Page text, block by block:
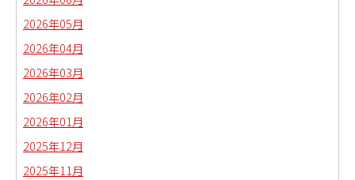
2026年05月
2026年04月
2026年03月
2026年02月
2026年01月
2025年12月
2025年11月